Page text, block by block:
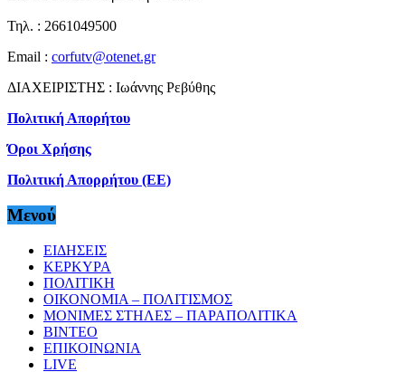
Τηλ. : 2661049500
Email : corfutv@otenet.gr
ΔΙΑΧΕΙΡΙΣΤΗΣ : Ιωάννης Ρεβύθης
Πολιτική Απορήτου
Όροι Χρήσης
Πολιτική Απορρήτου (ΕΕ)
Μενού
ΕΙΔΗΣΕΙΣ
ΚΕΡΚΥΡΑ
ΠΟΛΙΤΙΚΗ
ΟΙΚΟΝΟΜΙΑ – ΠΟΛΙΤΙΣΜΟΣ
ΜΟΝΙΜΕΣ ΣΤΗΛΕΣ – ΠΑΡΑΠΟΛΙΤΙΚΑ
ΒΙΝΤΕΟ
ΕΠΙΚΟΙΝΩΝΙΑ
LIVE